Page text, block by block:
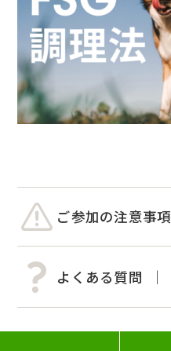
ご参加の注意事項
よくある質問